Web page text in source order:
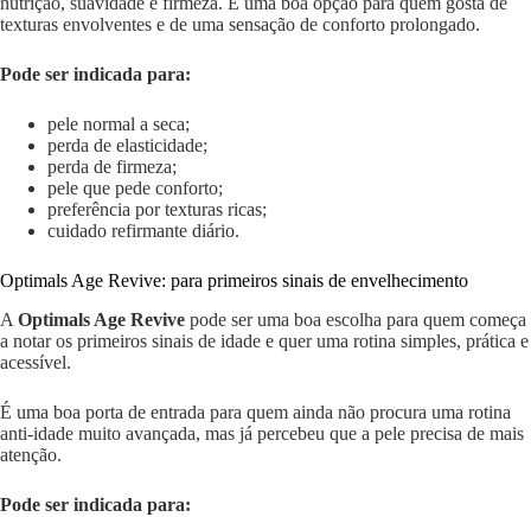
texturas envolventes e de uma sensação de conforto prolongado.
Pode ser indicada para:
pele normal a seca;
perda de elasticidade;
perda de firmeza;
pele que pede conforto;
preferência por texturas ricas;
cuidado refirmante diário.
Optimals Age Revive: para primeiros sinais de envelhecimento
A Optimals Age Revive pode ser uma boa escolha para quem começa
a notar os primeiros sinais de idade e quer uma rotina simples, prática e
acessível.
É uma boa porta de entrada para quem ainda não procura uma rotina
anti-idade muito avançada, mas já percebeu que a pele precisa de mais
atenção.
Pode ser indicada para: